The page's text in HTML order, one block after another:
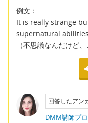
例文：
It is really strange
supernatural
（不思議なんだけど
回答したアン
DMM講師プ